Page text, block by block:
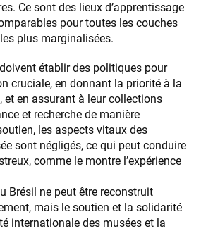
Ce sont des lieux d’apprentissage
pour toutes les couches
plus marginalisées.
établir des politiques pour
cruciale, en donnant la priorité à la
et en assurant à leur collections
et recherche de manière
les aspects vitaux des
sont négligés, ce qui peut conduire
comme le montre l’expérience
Brésil ne peut être reconstruit
mais le soutien et la solidarité
internationale des musées et la